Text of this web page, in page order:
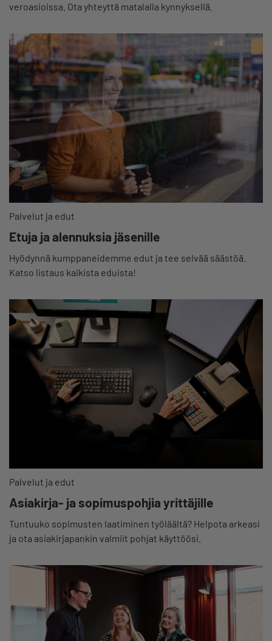
veroasioissa. Ota yhteyttä matalalla kynnyksellä.
Palvelut ja edut
Etuja ja alennuksia jäsenille
Hyödynnä kumppaneidemme edut ja tee selvää säästöä.
Katso listaus kaikista eduista!
Palvelut ja edut
Asiakirja- ja sopimuspohjia yrittäjille
Tuntuuko sopimusten laatiminen työläältä? Helpota arkeasi
ja ota asiakirjapankin valmiit pohjat käyttöösi.